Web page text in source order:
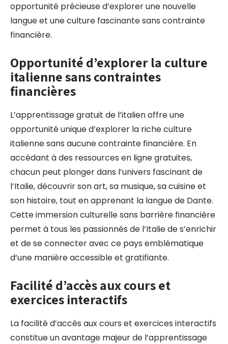
opportunité précieuse d’explorer une nouvelle
langue et une culture fascinante sans contrainte
financière.
Opportunité d’explorer la culture
italienne sans contraintes
financières
L’apprentissage gratuit de l’italien offre une
opportunité unique d’explorer la riche culture
italienne sans aucune contrainte financière. En
accédant à des ressources en ligne gratuites,
chacun peut plonger dans l’univers fascinant de
l’Italie, découvrir son art, sa musique, sa cuisine et
son histoire, tout en apprenant la langue de Dante.
Cette immersion culturelle sans barrière financière
permet à tous les passionnés de l’Italie de s’enrichir
et de se connecter avec ce pays emblématique
d’une manière accessible et gratifiante.
Facilité d’accès aux cours et
exercices interactifs
La facilité d’accès aux cours et exercices interactifs
constitue un avantage majeur de l’apprentissage